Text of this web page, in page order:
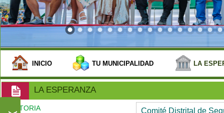
INICIO TU MUNICIPALIDAD LA
LA ESPERANZA
HISTORIA Comité Distrital de